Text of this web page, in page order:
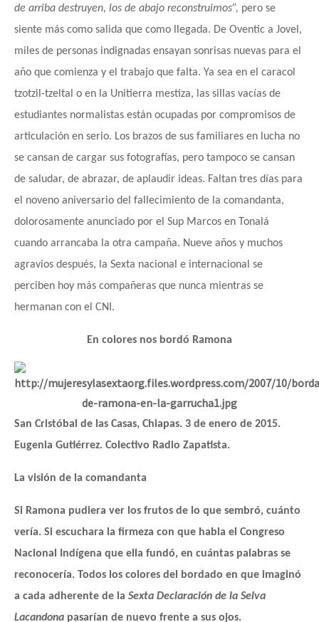
de arriba destruyen, los de abajo reconstruimos”, pero se
siente más como salida que como llegada. De Oventic a Jovel,
miles de personas indignadas ensayan sonrisas nuevas para el
año que comienza y el trabajo que falta. Ya sea en el caracol
tzotzil-tzeltal o en la Unitierra mestiza, las sillas vacías de
estudiantes normalistas están ocupadas por compromisos de
articulación en serio. Los brazos de sus familiares en lucha no
se cansan de cargar sus fotografías, pero tampoco se cansan
de saludar, de abrazar, de aplaudir ideas. Faltan tres días para
el noveno aniversario del fallecimiento de la comandanta,
dolorosamente anunciado por el Sup Marcos en Tonalá
cuando arrancaba la otra campaña. Nueve años y muchos
agravios después, la Sexta nacional e internacional se
perciben hoy más compañeras que nunca mientras se
hermanan con el CNI.
En colores nos bordó Ramona
San Cristóbal de las Casas, Chiapas. 3 de enero de 2015.
Eugenia Gutiérrez. Colectivo Radio Zapatista.
La visión de la comandanta
Si Ramona pudiera ver los frutos de lo que sembró, cuánto
vería. Si escuchara la firmeza con que habla el Congreso
Nacional Indígena que ella fundó, en cuántas palabras se
reconocería. Todos los colores del bordado en que imaginó
a cada adherente de la Sexta Declaración de la Selva
Lacandona pasarían de nuevo frente a sus ojos.